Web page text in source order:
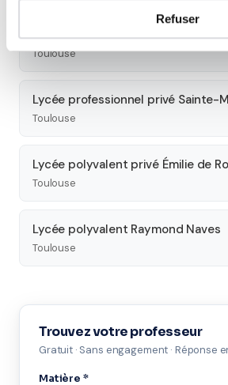
Refuser
Lycée polyvalent Déodat de
Toulouse
Lycée professionnel privé Sainte-
Toulouse
Lycée polyvalent privé Émilie de
Toulouse
Lycée polyvalent Raymond Naves
Toulouse
Trouvez votre professeur
Gratuit · Sans engagement · Réponse
Matière *